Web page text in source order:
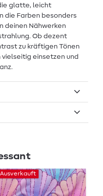
glatte, leicht
die Farben besonders
deinen Nähwerken
Ob dezent
zu kräftigen Tönen
einsetzen und
Ausverkauft